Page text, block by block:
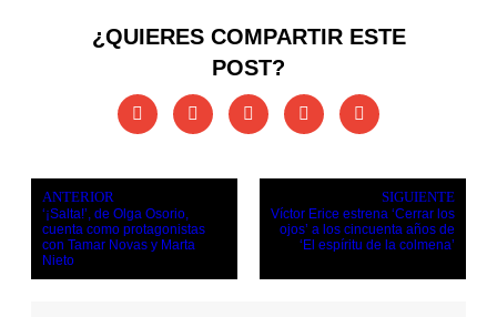
¿QUIERES COMPARTIR ESTE
POST?
ANTERIOR
‘¡Salta!’, de Olga Osorio,
cuenta como protagonistas
con Tamar Novas y Marta
Nieto
SIGUIENTE
Víctor Erice estrena ‘Cerrar los
ojos’ a los cincuenta años de
‘El espíritu de la colmena’